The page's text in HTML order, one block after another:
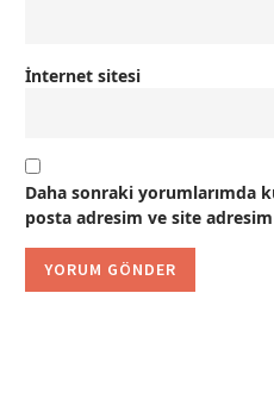
İnternet sitesi
Daha sonraki yorumlarımda
posta adresim ve site